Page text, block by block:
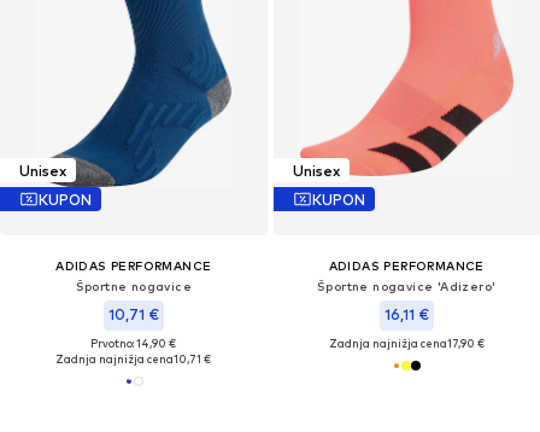
Unisex
KUPON
ADIDAS PERFORMANCE
Športne nogavice
10,71 €
Prvotno: 14,90 €
Zadnja najnižja cena10,71 €
Unisex
KUPON
ADIDAS PERFORMANCE
Športne nogavice 'Adizero'
16,11 €
Zadnja najnižja cena17,90 €